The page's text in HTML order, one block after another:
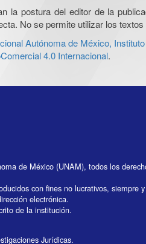
la postura del editor de la
No se permite utilizar los
Autónoma de México,
4.0 Internacional.
de México (UNAM), todos los
con fines no lucrativos, siempre
electrónica.
de la institución.
Jurídicas.